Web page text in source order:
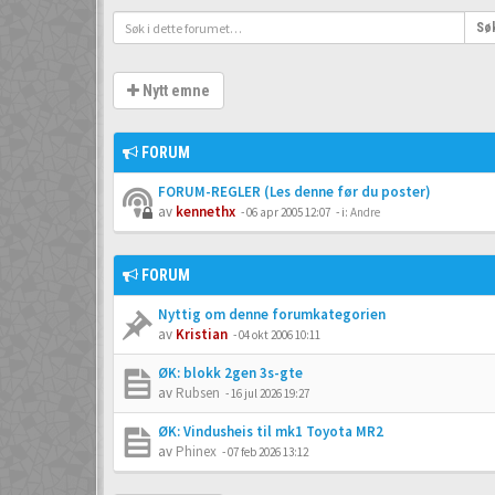
Nytt emne
FORUM
FORUM-REGLER (Les denne før du poster)
av kennethx -06 apr 2005 12:07 - i: Andre
FORUM
Nyttig om denne forumkategorien
av Kristian -04 okt 2006 10:11
ØK: blokk 2gen 3s-gte
av Rubsen -16 jul 2026 19:27
ØK: Vindusheis til mk1 Toyota MR2
av Phinex -07 feb 2026 13:12